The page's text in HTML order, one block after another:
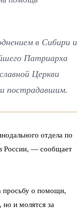
в Сибири и
Патриарха
Церкви
пострадавшим.
отдела по
России, — сообщает
просьбу о помощи,
и молятся за